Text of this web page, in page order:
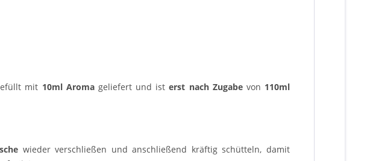
mit 10ml Aromageliefert und isterst nach Zugabe von 110ml
wieder verschließen und anschließend kräftig schütteln, damit